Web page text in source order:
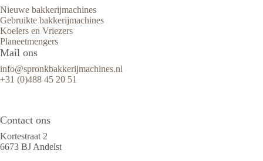
Nieuwe bakkerijmachines
Gebruikte bakkerijmachines
Koelers en Vriezers
Planeetmengers
Mail ons
info@spronkbakkerijmachines.nl
+31 (0)488 45 20 51
Contact ons
Kortestraat 2
6673 BJ Andelst